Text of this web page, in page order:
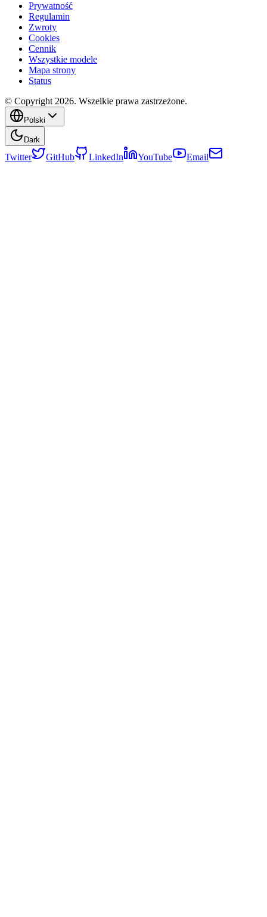
Prywatność
Regulamin
Zwroty
Cookies
Cennik
Wszystkie modele
Mapa strony
Status
© Copyright 2026. Wszelkie prawa zastrzeżone.
Polski
Dark
Twitter GitHub LinkedIn YouTube Email